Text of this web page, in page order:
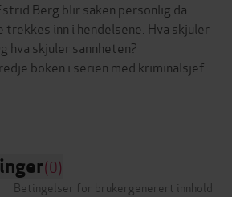
Berg blir saken personlig da
trekkes inn i hendelsene. Hva skjuler
hva skjuler sannheten?
boken i serien med kriminalsjef
(0)
Betingelser for brukergenerert innhold